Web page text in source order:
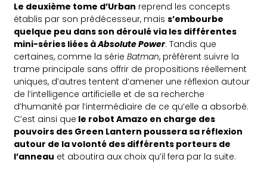
Le deuxième tome d’Urban reprend les concepts
établis par son prédécesseur, maiss’embourbe
quelque peu dans son déroulé via les différentes
mini-séries liées àAbsolute Power. Tandis que
certaines, comme la sérieBatman, préfèrent suivre la
trame principale sans offrir de propositions réellement
uniques, d’autres tentent d’amener une réflexion autour
de l’intelligence artificielle et de sa recherche
d’humanité par l’intermédiaire de ce qu’elle a absorbé.
C’est ainsi que le robot Amazo en charge des
pouvoirs des Green Lantern poussera sa réflexion
autour de la volonté des différents porteurs de
l’anneau et aboutira aux choix qu’il fera par la suite.